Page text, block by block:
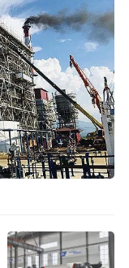
滚筒筛
涡电流分选机
轮胎抽丝机